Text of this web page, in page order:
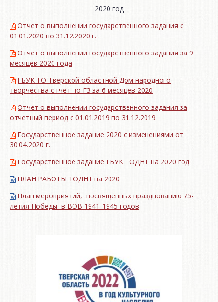
2020 год
Отчет о выполнении государственного задания с
01.01.2020 по 31.12.2020 г.
Отчет о выполнении государственного задания за 9
месяцев 2020 года
ГБУК ТО Тверской областной Дом народного
творчества отчет по ГЗ за 6 месяцев 2020
Отчет о выполнении государственного задания за
отчетный период с 01.01.2019 по 31.12.2019
Государственное задание 2020 с изменениями от
30.04.2020 г.
Государственное задание ГБУК ТОДНТ на 2020 год
ПЛАН РАБОТЫ ТОДНТ на 2020
План мероприятий, посвящённых празднованию 75-
летия Победы в ВОВ 1941-1945 годов